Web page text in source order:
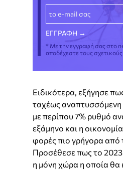
* Με την εγγραφή σας στο
αποδέχεστε τους
Ειδικότερα, εξήγησε
ταχέως αναπτυσσόμενη
με περίπου 7% ρυθμό
εξάμηνο και η
φορές πιο γρήγορα από
Προσέθεσε πως το 2023
η μόνη χώρα η οποία θα